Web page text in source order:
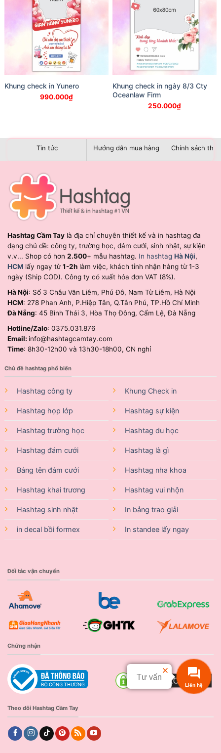
Khung check in Yunero
990.000₫
Khung check in ngày 8/3 Cty
Oceanlaw Firm
250.000₫
Tin tức Hướng dẫn mua hàng Chính sách
Hashtag Cầm Tay là địa chỉ chuyên thiết kế và in hashtag đa
dạng chủ đề: công ty, trường học, đám cưới, sinh nhật, sự kiện
v.v... Shop có hơn 2.500+ mẫu hashtag. In hashtag Hà Nội,
HCM lấy ngay từ1-2h làm việc, khách tỉnh nhận hàng từ 1-3
ngày (Ship COD). Công ty có xuất hóa đơn VAT (8%).
Hà Nội: Số 3 Châu Văn Liêm, Phú Đô, Nam Từ Liêm, Hà Nội
HCM: 278 Phan Anh, P.Hiệp Tân, Q.Tân Phú, TP.Hồ Chí Minh
Đà Nẵng: 45 Bình Thái 3, Hòa Thọ Đông, Cẩm Lệ, Đà Nẵng
Hotline/Zalo: 0375.031.876
Email: info@hashtagcamtay.com
Time: 8h30-12h00 và 13h30-18h00, CN nghỉ
Chủ đề hashtag phổ biến
Hashtag công ty
Hashtag họp lớp
Hashtag trường học
Hashtag đám cưới
Bảng tên đám cưới
Hashtag khai trương
Hashtag sinh nhật
in decal bồi formex
Khung Check in
Hashtag sự kiện
Hashtag du học
Hashtag là gì
Hashtag nha khoa
Hashtag vui nhộn
In bảng trao giải
In standee lấy ngay
Đối tác vận chuyển
Chứng nhận
Theo dõi Hashtag Cầm Tay
Liên hệ
Tư vấn